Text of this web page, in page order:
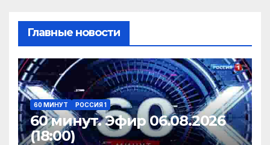
Главные новости
60 МИНУТ РОССИЯ 1
60 минут. Эфир 06.08.2026
(18:00)